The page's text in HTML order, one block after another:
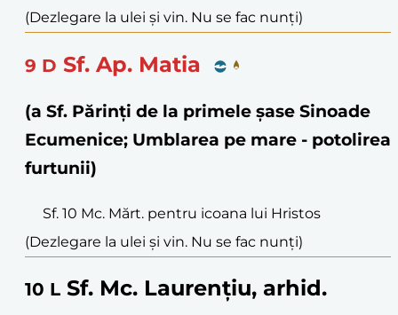
(Dezlegare la ulei și vin. Nu se fac nunți)
9 D Sf. Ap. Matia
(a Sf. Părinți de la primele șase Sinoade
Ecumenice; Umblarea pe mare - potolirea
furtunii)
Sf. 10 Mc. Mărt. pentru icoana lui Hristos
(Dezlegare la ulei și vin. Nu se fac nunți)
10 L Sf. Mc. Laurențiu, arhid.